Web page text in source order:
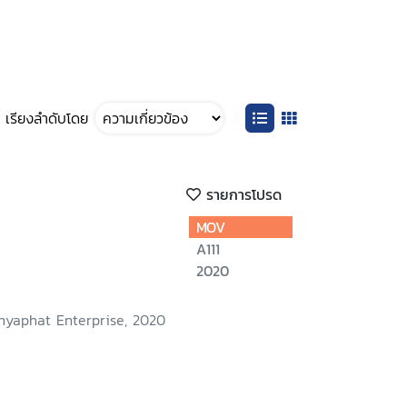
เรียงลำดับโดย
รายการโปรด
Enterprise, 2020
MOV
A111
2020